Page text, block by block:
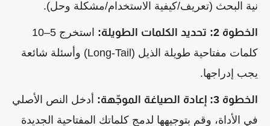
نية البحث (تعريف/كيفية الاستخدام/مشكلة وحل).
الخطوة 2: تحديد الكلمات الطويلة:
استخرج 5–10
كلمات مفتاحية طويلة الذيل (Long-Tail) وأسئلة شائعة
يجب إدراجها.
الخطوة 3: إعادة الصياغة الموجّهة:
أدخل النص الأصلي
في الأداة، وقم بتوجيهها لدمج كلماتك المفتاحية الجديدة